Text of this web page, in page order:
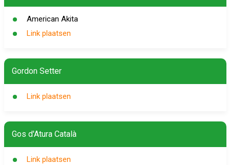
American Akita
Link plaatsen
Gordon Setter
Link plaatsen
Gos d'Atura Català
Link plaatsen